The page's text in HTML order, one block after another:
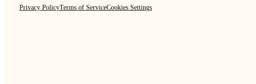
Privacy PolicyTerms of ServiceCookies Settings